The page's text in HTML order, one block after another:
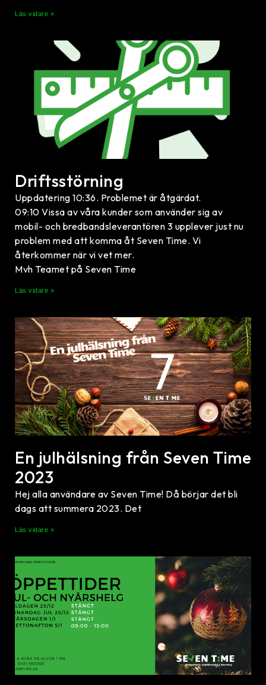
Läs vidare »
Driftsstörning
Uppdatering 10:36. Problemet är åtgärdat.
09:10 Vissa av våra kunder som använder sig av
mobil- och bredbandsleverantören 3 upplever just nu
problem med att komma åt Seven Time. Vi
återkommer när vi vet mer.
Mvh Teamet på Seven Time
Läs vidare »
En julhälsning från Seven Time
2023
Hej alla användare av Seven Time! Då börjar det bli
dags att summera 2023. Det
Läs vidare »